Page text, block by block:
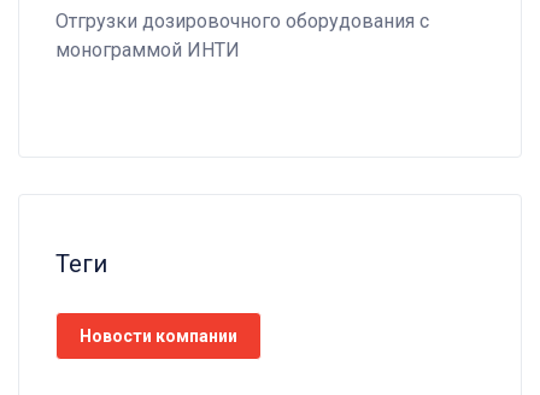
Отгрузки дозировочного оборудования с
монограммой ИНТИ
Теги
Новости компании